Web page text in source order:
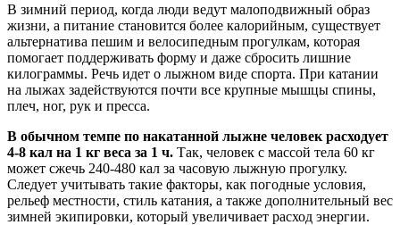
В зимний период, когда люди ведут малоподвижный образ
жизни, а питание становится более калорийным, существует
альтернатива пешим и велосипедным прогулкам, которая
помогает поддерживать форму и даже сбросить лишние
килограммы. Речь идет о лыжном виде спорта. При катании
на лыжах задействуются почти все крупные мышцы спины,
плеч, ног, рук и пресса.
В обычном темпе по накатанной лыжне человек расходует
4-8 кал на 1 кг веса за 1 ч. Так, человек с массой тела 60 кг
может сжечь 240-480 кал за часовую лыжную прогулку.
Следует учитывать такие факторы, как погодные условия,
рельеф местности, стиль катания, а также дополнительный вес
зимней экипировки, который увеличивает расход энергии.